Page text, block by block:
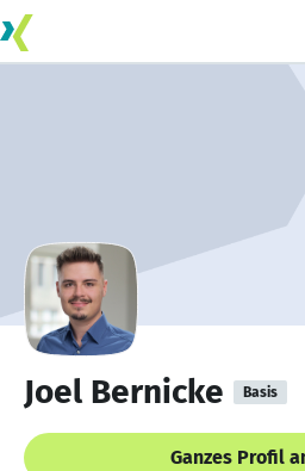
Joel Bernicke Basis
Ganzes Profil